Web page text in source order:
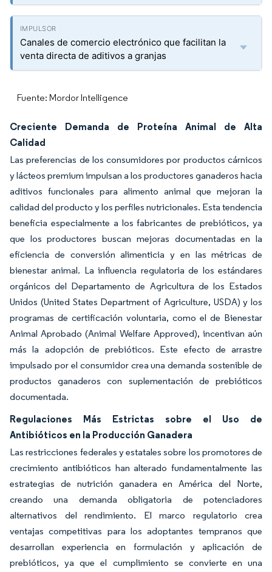
Canales de comercio electrónico que facilitan la
venta directa de aditivos a granjas
Fuente: Mordor Intelligence
Creciente Demanda de Proteína Animal de Alta
Calidad
Las preferencias de los consumidores por productos cárnicos
y lácteos premium impulsan a los productores ganaderos hacia
aditivos funcionales para alimento animal que mejoran la
calidad del producto y los perfiles nutricionales. Esta tendencia
beneficia especialmente a los fabricantes de prebióticos, ya
que los productores buscan mejoras documentadas en la
eficiencia de conversión alimenticia y en las métricas de
bienestar animal. La influencia regulatoria de los estándares
orgánicos del Departamento de Agricultura de los Estados
Unidos (United States Department of Agriculture, USDA) y los
programas de certificación voluntaria, como el de Bienestar
Animal Aprobado (Animal Welfare Approved), incentivan aún
más la adopción de prebióticos. Este efecto de arrastre
impulsado por el consumidor crea una demanda sostenible de
productos ganaderos con suplementación de prebióticos
documentada.
Regulaciones Más Estrictas sobre el Uso de
Antibióticos en la Producción Ganadera
Las restricciones federales y estatales sobre los promotores de
crecimiento antibióticos han alterado fundamentalmente las
estrategias de nutrición ganadera en América del Norte,
creando una demanda obligatoria de potenciadores
alternativos del rendimiento. El marco regulatorio crea
ventajas competitivas para los adoptantes tempranos que
desarrollan experiencia en formulación y aplicación de
prebióticos, ya que el cumplimiento se convierte en una